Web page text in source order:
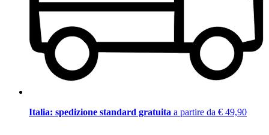
Italia: spedizione standard gratuita a partire da € 49,90